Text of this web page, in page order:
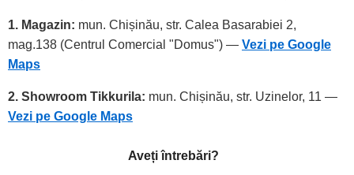
1. Magazin: mun. Chișinău, str. Calea Basarabiei 2,
mag.138 (Centrul Comercial "Domus") — Vezi pe Google
Maps
2. Showroom Tikkurila: mun. Chișinău, str. Uzinelor, 11 —
Vezi pe Google Maps
Aveți întrebări?